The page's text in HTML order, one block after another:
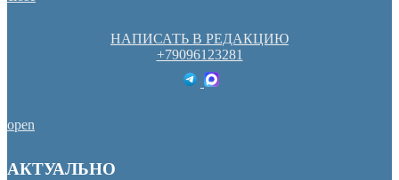
НАПИСАТЬ В РЕДАКЦИЮ
+79096123281
open
АКТУАЛЬНО